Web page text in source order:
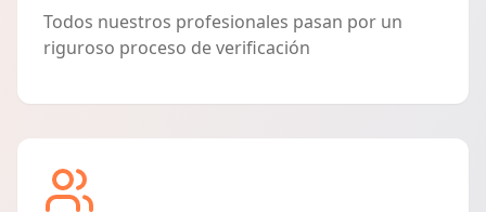
Todos nuestros profesionales pasan por un
riguroso proceso de verificación